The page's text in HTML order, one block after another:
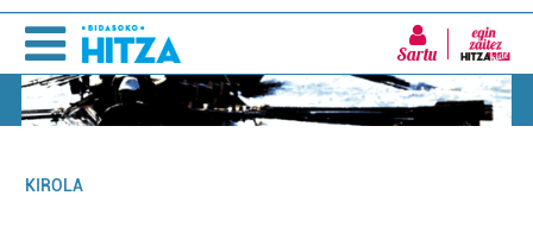
Sartu
KIROLA